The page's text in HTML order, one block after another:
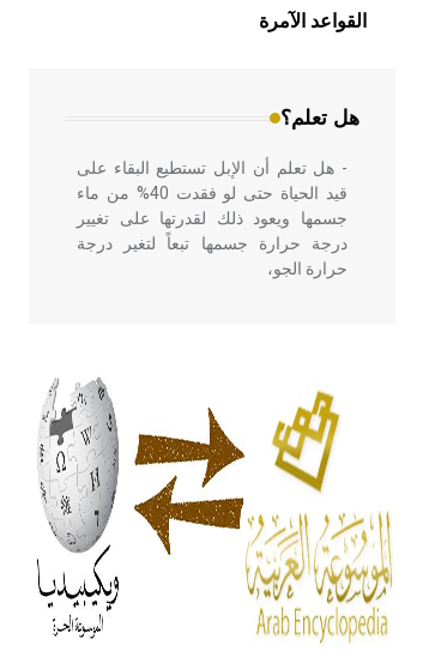
القواعد الآمرة
هل تعلم؟
الهندسية التي ارتبطت بالعمارة الإسلامية
في بلاد الشام ومصر خاصة، حيث يحرص
- هل تعلم أن الإبل تستطيع البقاء على
قيد الحياة حتى لو فقدت 40% من ماء
جسمها ويعود ذلك لقدرتها على تغيير
درجة حرارة جسمها تبعاً لتغير درجة
حرارة الجو،
أربعة مؤلفات هي: الحكم، الأدلة، تنظيم
التغذية، ورسالته في جروح الرأس.
ويعود له الفضل بأنه حرر الطب من
الدين والفلسفة.
- هل تعلم أن المرجان إفراز حيواني
يتكون في البحر ويتركب من مادة
كربونات الكلسيوم، وهو أحمر أو شديد
الحمرة وهو أجود أنواعه، ويمتاز بكبر
الحجم ويسمى الش